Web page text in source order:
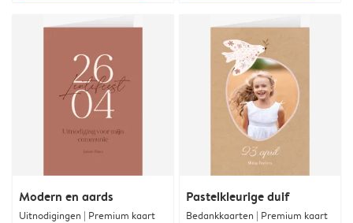
Modern en aards
Uitnodigingen | Premium kaart
Pastelkleurige duif
Bedankkaarten | Premium kaart